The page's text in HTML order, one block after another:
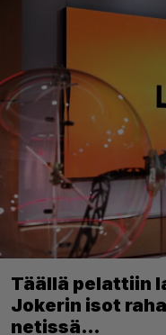
Täällä pelattiin
Jokerin isot
netissä…